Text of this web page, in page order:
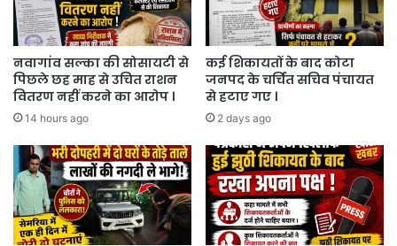
नवागांव सल्का की सोसायटी से
पिछले छह माह से उचित राशन
वितरण नहीं करने का आरोप ।
14 hours ago
कई शिकायतों के बाद कोटा
जनपद के चर्चित सचिव पंचायत
से हटाए गए ।
2 days ago